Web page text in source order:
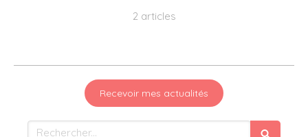
2 articles
Recevoir mes actualités
Rechercher